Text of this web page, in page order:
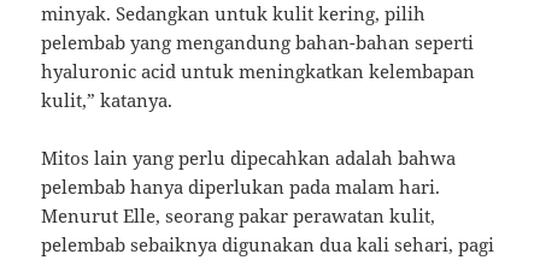
minyak. Sedangkan untuk kulit kering, pilih
pelembab yang mengandung bahan-bahan seperti
hyaluronic acid untuk meningkatkan kelembapan
kulit,” katanya.
Mitos lain yang perlu dipecahkan adalah bahwa
pelembab hanya diperlukan pada malam hari.
Menurut Elle, seorang pakar perawatan kulit,
pelembab sebaiknya digunakan dua kali sehari, pagi